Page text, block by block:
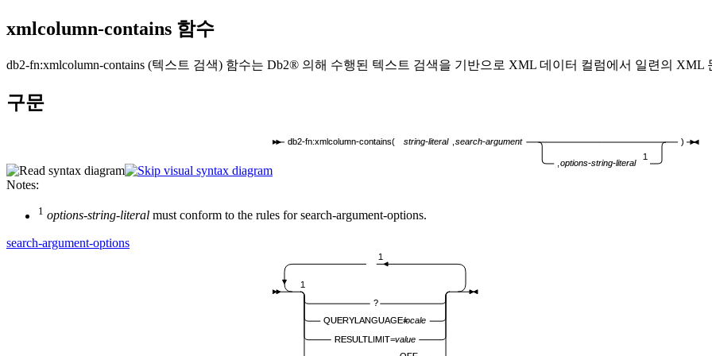
xmlcolumn-contains 함수
db2-fn:xmlcolumn-contains (텍스트 검색) 함수는 Db2® 의해 수행된 텍스트 검색을 기반으로 XML 데이터 컬럼에서 일련의 XML
구문
db2-fn:xmlcolumn-contains( string-literal search-argument
options-string-literal
1
)
Notes:
1 options-string-literal must conform to the rules for search-argument-options.
search-argument-options
1
1
?
QUERYLANGUAGE=locale
RESULTLIMIT=value